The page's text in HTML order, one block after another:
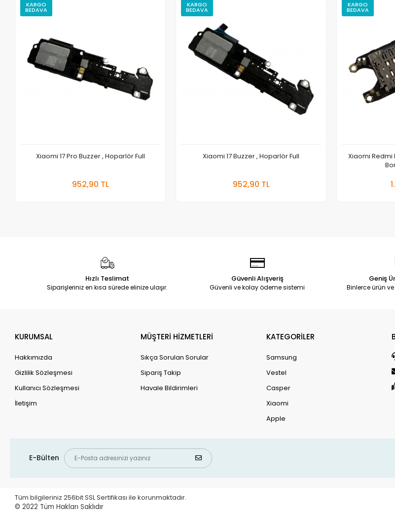
KARGO
BEDAVA
Xiaomi 17 Pro Buzzer , Hoparlör Full
952,90 TL
KARGO
BEDAVA
Xiaomi 17 Buzzer , Hoparlör Full
952,90 TL
KARGO
BEDAVA
Xiaomi Redmi
Hızlı Teslimat
Siparişleriniz en kısa sürede elinize ulaşır.
Güvenli Alışveriş
Güvenli ve kolay ödeme sistemi
Geniş
Binlerce ürün
KURUMSAL
Hakkımızda
Gizlilik Sözleşmesi
Kullanıcı Sözleşmesi
İletişim
MÜŞTERİ HİZMETLERİ
Sıkça Sorulan Sorular
Sipariş Takip
Havale Bildirimleri
KATEGORİLER
Samsung
Vestel
Casper
Xiaomi
Apple
E-Bülten
Tüm bilgileriniz 256bit SSL Sertifikası ile korunmaktadır.
© 2022 Tüm Hakları Saklıdır